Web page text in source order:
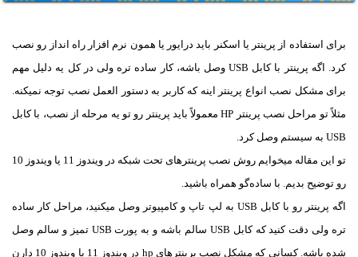
برای استفاده از پرینتر یا اسکنر باید درایور یا همون نرم افزار راه انداز رو نصب
کرد. اگه پرینتر با کابل USB وصل باشه، کار ساده تره ولی در کل یه دلیل مهم
برای مشکل نصب انواع پرینتر اینه که کاربر به دستور العمل نصب توجه نمیکنه.
مثلاً تو مراحل نصب پرینتر HP معمولاً باید پرینتر رو تو یه مرحله از نصب، با کابل
USB به سیستم وصل کرد.
تو این مقاله میخوایم روش نصب پرینترهای تحت شبکه در ویندوز 11 یا ویندوز 10
رو توضیح بدیم. با ساده‌گو همراه باشید.
اگه پرینتر رو با کابل USB به لپ تاپ و کامپیوتر وصل میکنید، مراحل کار ساده
تره ولی دقت کنید که کابل USB سالم باشه و به پورت USB تمیز و سالم وصل
شده باشه. کسانی که مشکل نصب پرینترهای hp در ویندوز 11 یا ویندوز 10 دارن